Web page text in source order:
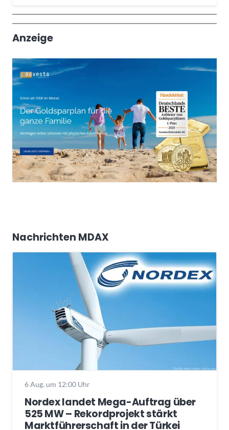
Wochenrückblick
Trendthemen
Anzeige
Nachrichten MDAX
6 Aug. um 12:00 Uhr
Nordex landet Mega-Auftrag über
525 MW – Rekordprojekt stärkt
Marktführerschaft in der Türkei